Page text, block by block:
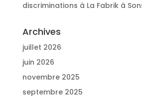
discriminations à La Fabrik à
Archives
juillet 2026
juin 2026
novembre 2025
septembre 2025